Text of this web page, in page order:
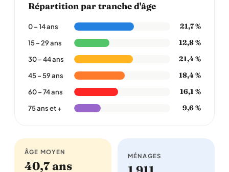
Répartition par tranche d'âge
0 – 14 ans 21,7 %
15 – 29 ans 12,8 %
30 – 44 ans 21,4 %
45 – 59 ans 18,4 %
60 – 74 ans 16,1 %
75 ans et + 9,6 %
ÂGE MOYEN
40,7 ans
MÉNAGES